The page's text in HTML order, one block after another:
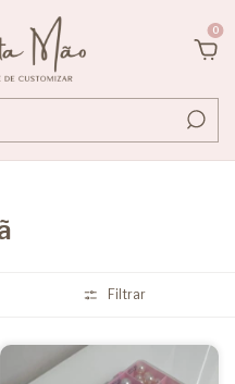
0
Filtrar